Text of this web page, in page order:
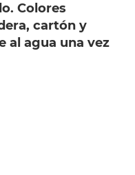
Colores
cartón y
al agua una vez